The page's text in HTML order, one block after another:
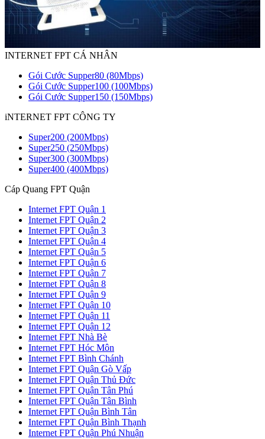
INTERNET FPT CÁ NHÂN
Gói Cước Supper80 (80Mbps)
Gói Cước Supper100 (100Mbps)
Gói Cước Supper150 (150Mbps)
iNTERNET FPT CÔNG TY
Super200 (200Mbps)
Super250 (250Mbps)
Super300 (300Mbps)
Super400 (400Mbps)
Cáp Quang FPT Quận
Internet FPT Quận 1
Internet FPT Quận 2
Internet FPT Quận 3
Internet FPT Quận 4
Internet FPT Quận 5
Internet FPT Quận 6
Internet FPT Quận 7
Internet FPT Quận 8
Internet FPT Quận 9
Internet FPT Quận 10
Internet FPT Quận 11
Internet FPT Quận 12
Internet FPT Nhà Bè
Internet FPT Hóc Môn
Internet FPT Bình Chánh
Internet FPT Quận Gò Vấp
Internet FPT Quận Thủ Đức
Internet FPT Quận Tân Phú
Internet FPT Quận Tân Bình
Internet FPT Quận Bình Tân
Internet FPT Quận Bình Thạnh
Internet FPT Quận Phú Nhuận